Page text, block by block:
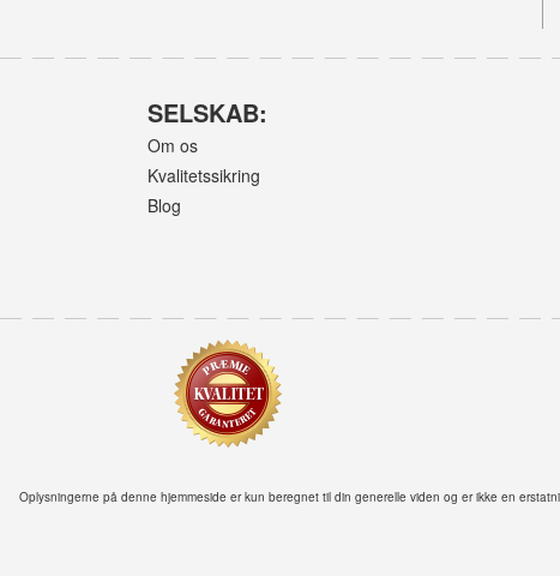
SELSKAB:
Om os
Kvalitetssikring
Blog
Oplysningerne på denne hjemmeside er kun beregnet til din generelle viden og er ikke en